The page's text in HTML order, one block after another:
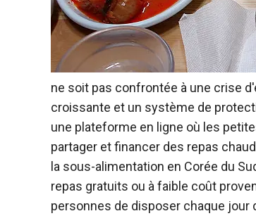
ne soit pas confrontée à une crise
croissante et un système de
une plateforme en ligne où les
partager et financer des repas
la sous-alimentation en Corée du
repas gratuits ou à faible coût
personnes de disposer chaque jour